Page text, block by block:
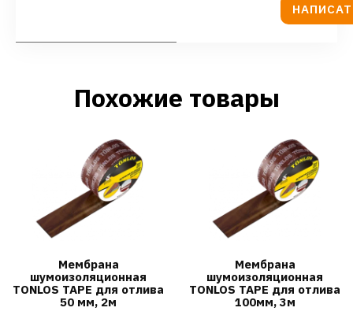
Похожие товары
Мембрана
шумоизоляционная
TONLOS TAPE для отлива
50 мм, 2м
Мембрана
шумоизоляционная
TONLOS TAPE для отлива
100мм, 3м